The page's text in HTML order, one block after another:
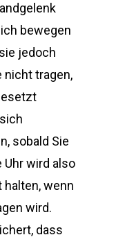
bewegen
jedoch
nicht tragen,
sobald Sie
Uhr wird also
halten, wenn
wird.
dass